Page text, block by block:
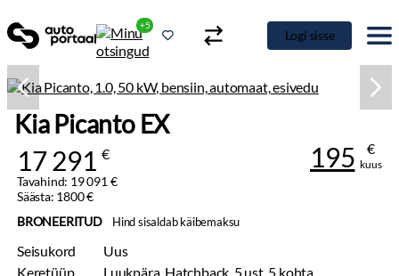
+5
Logi sisse
Kia Picanto EX
17 291 €
Tavahind: 19 091 €
Säästa: 1800 €
195 €
kuus
BRONEERITUDHind sisaldab käibemaksu
Seisukord
Uus
Keretüüp
Luukpära, Hatchback, 5 ust, 5 kohta